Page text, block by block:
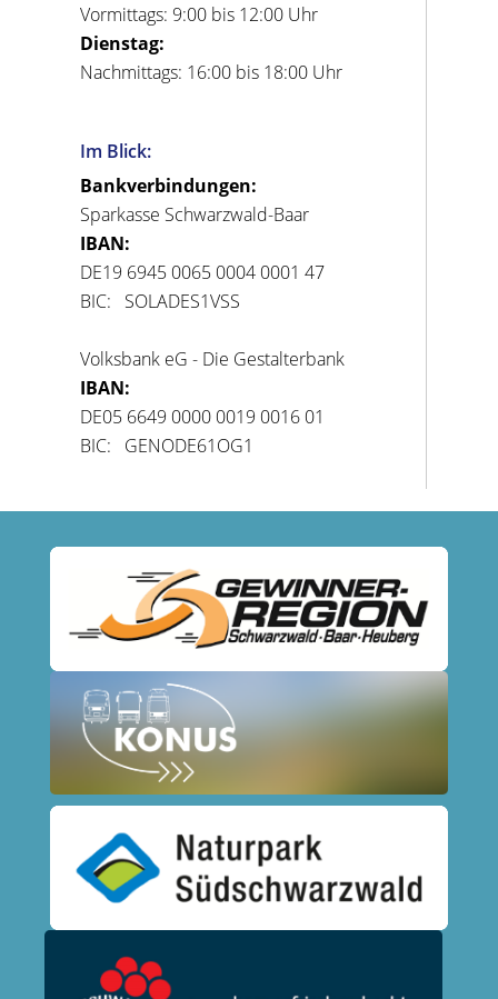
Vormittags: 9:00 bis 12:00 Uhr
Dienstag:
Nachmittags: 16:00 bis 18:00 Uhr
Im Blick:
Bankverbindungen:
Sparkasse Schwarzwald-Baar
IBAN:
DE19 6945 0065 0004 0001 47
BIC: SOLADES1VSS
Volksbank eG - Die Gestalterbank
IBAN:
DE05 6649 0000 0019 0016 01
BIC: GENODE61OG1